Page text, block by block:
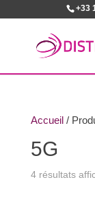
+33
Accueil/
5G
4 résultats